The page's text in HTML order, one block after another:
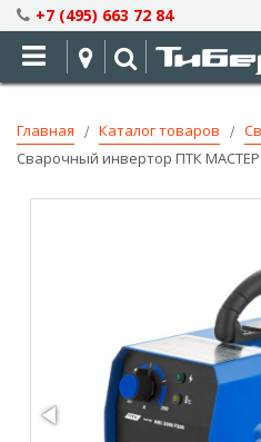
Skip
to
Content
+7 (495) 663 72 84
Главная Каталог товаров
Сварочный инвертор ПТК МАСТЕР